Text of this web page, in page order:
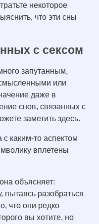
некоторое
что эти сны
с сексом
запутанным,
или
даже в
снов, связанных с
заметить здесь.
каким-то аспектом
вплетены
объясняет:
пытаясь разобраться
что они редко
вы хотите, но